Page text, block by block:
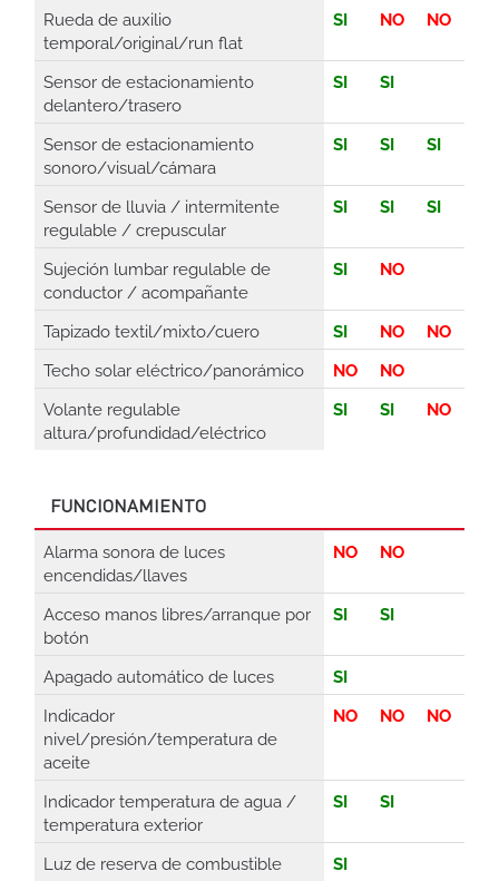
Rueda de auxilio
temporal/original/run flat
SI NO NO
Sensor de estacionamiento
delantero/trasero
SI SI
Sensor de estacionamiento
sonoro/visual/cámara
SI SI SI
Sensor de lluvia / intermitente
regulable / crepuscular
SI SI SI
Sujeción lumbar regulable de
conductor / acompañante
SI NO
Tapizado textil/mixto/cuero SI NO
NO
Techo solar eléctrico/panorámico
NO
NO
Volante regulable
altura/profundidad/eléctrico
SI SI NO
FUNCIONAMIENTO
Alarma sonora de luces
encendidas/llaves
NO NO
Acceso manos libres/arranque por
botón
SI SI
Apagado automático de luces
SI
Indicador
nivel/presión/temperatura de
aceite
NO NO NO
Indicador temperatura de agua /
temperatura exterior
SI SI
Luz de reserva de combustible
SI